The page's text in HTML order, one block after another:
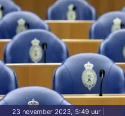
23 november 2023, 5:49 uur